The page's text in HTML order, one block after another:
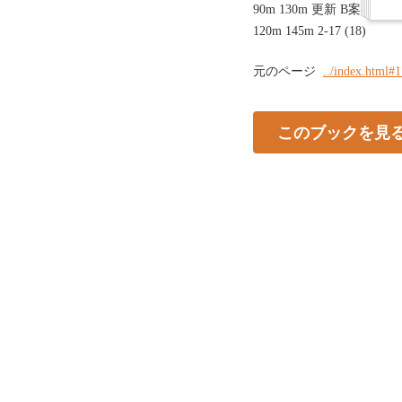
90m 130m 更新 B案
120m 145m 2-17 (18)
元のページ ../
このブックを見